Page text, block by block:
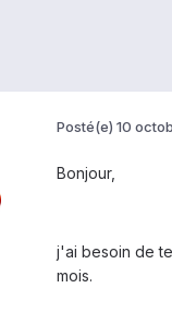
Posté(e) 10
Bonjour,
j'ai besoin de
mois.